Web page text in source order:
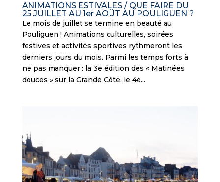
ANIMATIONS ESTIVALES / QUE FAIRE DU
25 JUILLET AU 1er AOÛT AU POULIGUEN ?
Le mois de juillet se termine en beauté au
Pouliguen ! Animations culturelles, soirées
festives et activités sportives rythmeront les
derniers jours du mois. Parmi les temps forts à
ne pas manquer : la 3e édition des « Matinées
douces » sur la Grande Côte, le 4e...